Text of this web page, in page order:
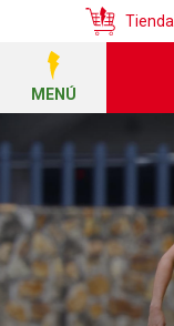
Tienda
MENÚ